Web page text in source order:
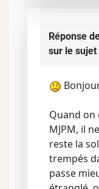
Réponse
sur le sujet
Quand on
MJPM, il
reste la
trempés
passe